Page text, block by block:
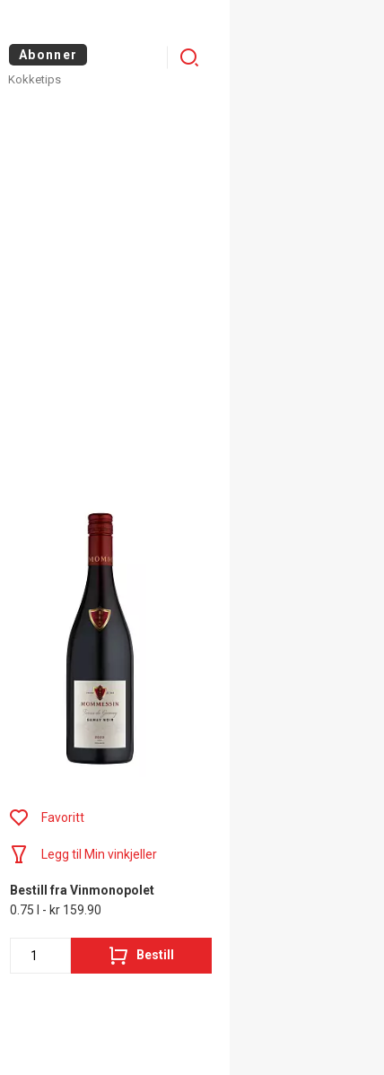
Abonner
Kokketips
Menu
Favoritt
Legg til Min vinkjeller
Bestill fra Vinmonopolet
0.75 l - kr 159.90
Bestill